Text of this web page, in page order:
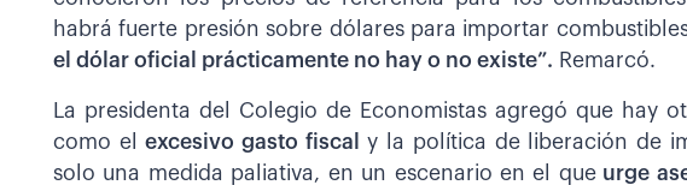
habrá fuerte presión sobre dólares para importar
el dólar oficial prácticamente no hay o no existe”. Remarcó.
La presidenta del Colegio de Economistas agregó que hay
como elexcesivo gasto fiscal
y la política de liberación de
solo una medida paliativa, en un escenario en el queurge